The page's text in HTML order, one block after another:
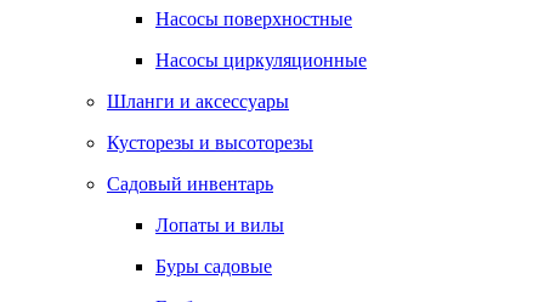
Насосы поверхностные
Насосы циркуляционные
Шланги и аксессуары
Кусторезы и высоторезы
Садовый инвентарь
Лопаты и вилы
Буры садовые